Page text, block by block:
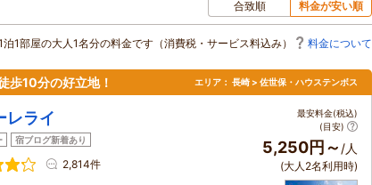
合致順 料金が安い順
泊1部屋の大人1名分の料金です（消費税・サービス料込み） 料金について
歩10分の好立地！ エリア： 長崎 > 佐世保・ハウステンボス
レライ
宿ブログ新着あり
2,814件
最安料金(税込)
(目安)
5,250円～ /人
(大人2名利用時)